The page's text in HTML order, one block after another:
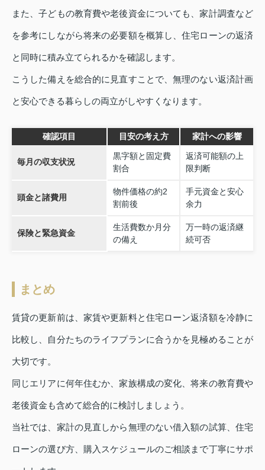
また、子どもの教育費や老後資金についても、家計調査など
を参考にしながら将来の必要額を概算し、住宅ローンの返済
と同時に積み立てられるかを確認します。
こうした備えを総合的に見直すことで、無理のない返済計画
と安心できる暮らしの両立がしやすくなります。
確認項目 目安の考え方 家計への影響
毎月の収支状況
黒字額と固定費
割合
返済可能額の上
限判断
頭金と諸費用
物件価格の約2
割前後
手元資金と安心
余力
保険と緊急資金
生活費数か月分
の備え
万一時の返済継
続可否
まとめ
賃貸の更新前は、家賃や更新料と住宅ローン返済額を冷静に
比較し、自分たちのライフプランに合うかを見極めることが
大切です。
同じエリアに何年住むか、家族構成の変化、将来の教育費や
老後資金も含めて総合的に検討しましょう。
当社では、家計の見直しから無理のない借入額の試算、住宅
ローンの選び方、購入スケジュールのご相談まで丁寧にサポ